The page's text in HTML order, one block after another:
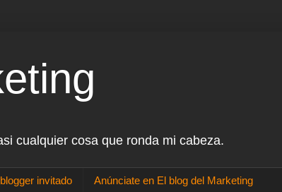
cualquier cosa que ronda mi cabeza.
invitado Anúnciate en El blog del Marketing